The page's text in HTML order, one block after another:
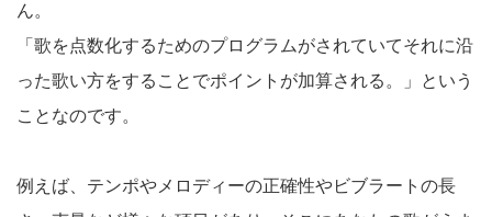
ん。
「歌を点数化するためのプログラムがされていてそれに沿
った歌い方をすることでポイントが加算される。」という
ことなのです。
例えば、テンポやメロディーの正確性やビブラートの長